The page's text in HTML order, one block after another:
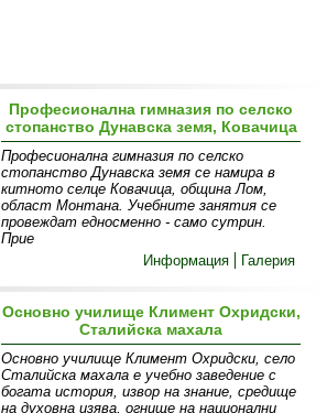
Професионална гимназия по селско
стопанство Дунавска земя, Ковачица
Професионална гимназия по селско
стопанство Дунавска земя се намира в
китното селце Ковачица, община Лом,
област Монтана. Учебните занятия се
провеждат едносменно - само сутрин.
Прие
Информация
Галерия
Основно училище Климент Охридски,
Сталийска махала
Основно училище Климент Охридски, село
Сталийска махала е учебно заведение с
богата история, извор на знание, средище
на духовна изява, огнище на национални